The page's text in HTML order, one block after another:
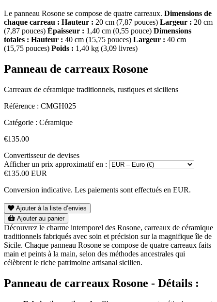
Le panneau Rosone se compose de quatre carreaux. Dimensions de
chaque carreau : Hauteur : 20 cm (7,87 pouces) Largeur : 20 cm
(7,87 pouces) Épaisseur : 1,40 cm (0,55 pouce) Dimensions
totales : Hauteur : 40 cm (15,75 pouces) Largeur : 40 cm
(15,75 pouces) Poids : 1,40 kg (3,09 livres)
Panneau de carreaux Rosone
Carreaux de céramique traditionnels, rustiques et siciliens
Référence : CMGH025
Catégorie : Céramique
€135.00
Convertisseur de devises
Afficher un prix approximatif en :
€135.00 EUR
Conversion indicative. Les paiements sont effectués en EUR.
Ajouter à la liste d’envies
Ajouter au panier
Découvrez le charme intemporel des Rosone, carreaux de céramique
traditionnels fabriqués avec soin et précision sur la magnifique île de
Sicile. Chaque panneau Rosone se compose de quatre carreaux faits
main et peints à la main, selon des méthodes ancestrales qui
célèbrent le riche patrimoine artisanal sicilien.
Panneau de carreaux Rosone - Détails :